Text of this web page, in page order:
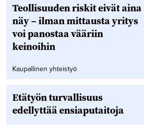
Teollisuuden riskit eivät aina
näy – ilman mittausta yritys
voi panostaa vääriin
keinoihin
Kaupallinen yhteistyö
Etätyön turvallisuus
edellyttää ensiaputaitoja